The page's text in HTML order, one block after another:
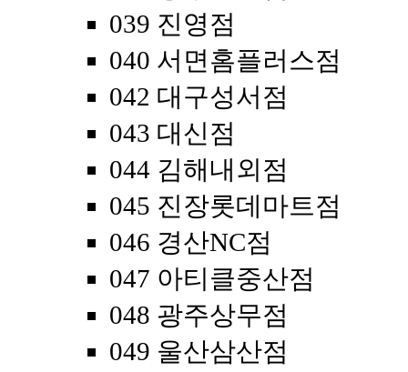
039 진영점
040 서면홈플러스점
042 대구성서점
043 대신점
044 김해내외점
045 진장롯데마트점
046 경산NC점
047 아티클중산점
048 광주상무점
049 울산삼산점